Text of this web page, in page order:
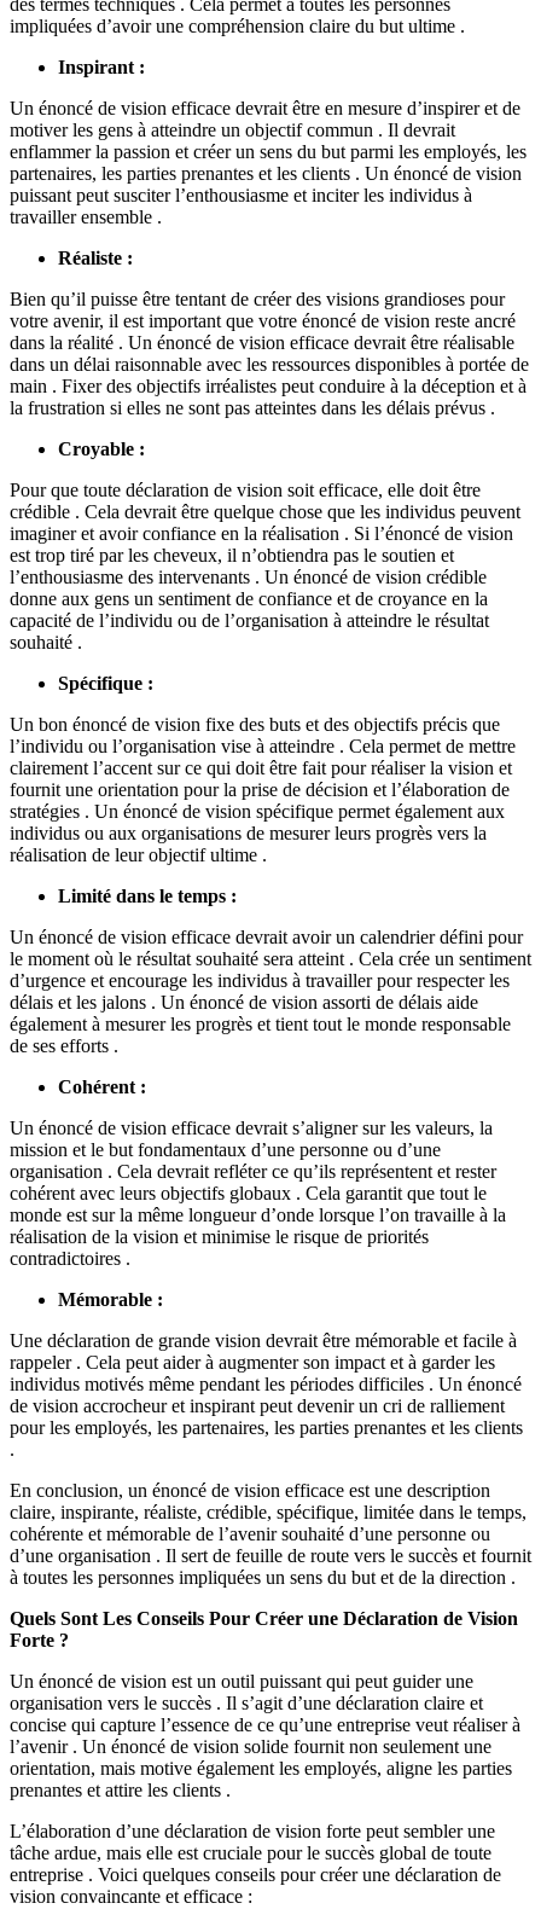
des termes techniques . Cela permet à toutes les personnes
impliquées d’avoir une compréhension claire du but ultime .
Inspirant :
Un énoncé de vision efficace devrait être en mesure d’inspirer et de
motiver les gens à atteindre un objectif commun . Il devrait
enflammer la passion et créer un sens du but parmi les employés, les
partenaires, les parties prenantes et les clients . Un énoncé de vision
puissant peut susciter l’enthousiasme et inciter les individus à
travailler ensemble .
Réaliste :
Bien qu’il puisse être tentant de créer des visions grandioses pour
votre avenir, il est important que votre énoncé de vision reste ancré
dans la réalité . Un énoncé de vision efficace devrait être réalisable
dans un délai raisonnable avec les ressources disponibles à portée de
main . Fixer des objectifs irréalistes peut conduire à la déception et à
la frustration si elles ne sont pas atteintes dans les délais prévus .
Croyable :
Pour que toute déclaration de vision soit efficace, elle doit être
crédible . Cela devrait être quelque chose que les individus peuvent
imaginer et avoir confiance en la réalisation . Si l’énoncé de vision
est trop tiré par les cheveux, il n’obtiendra pas le soutien et
l’enthousiasme des intervenants . Un énoncé de vision crédible
donne aux gens un sentiment de confiance et de croyance en la
capacité de l’individu ou de l’organisation à atteindre le résultat
souhaité .
Spécifique :
Un bon énoncé de vision fixe des buts et des objectifs précis que
l’individu ou l’organisation vise à atteindre . Cela permet de mettre
clairement l’accent sur ce qui doit être fait pour réaliser la vision et
fournit une orientation pour la prise de décision et l’élaboration de
stratégies . Un énoncé de vision spécifique permet également aux
individus ou aux organisations de mesurer leurs progrès vers la
réalisation de leur objectif ultime .
Limité dans le temps :
Un énoncé de vision efficace devrait avoir un calendrier défini pour
le moment où le résultat souhaité sera atteint . Cela crée un sentiment
d’urgence et encourage les individus à travailler pour respecter les
délais et les jalons . Un énoncé de vision assorti de délais aide
également à mesurer les progrès et tient tout le monde responsable
de ses efforts .
Cohérent :
Un énoncé de vision efficace devrait s’aligner sur les valeurs, la
mission et le but fondamentaux d’une personne ou d’une
organisation . Cela devrait refléter ce qu’ils représentent et rester
cohérent avec leurs objectifs globaux . Cela garantit que tout le
monde est sur la même longueur d’onde lorsque l’on travaille à la
réalisation de la vision et minimise le risque de priorités
contradictoires .
Mémorable :
Une déclaration de grande vision devrait être mémorable et facile à
rappeler . Cela peut aider à augmenter son impact et à garder les
individus motivés même pendant les périodes difficiles . Un énoncé
de vision accrocheur et inspirant peut devenir un cri de ralliement
pour les employés, les partenaires, les parties prenantes et les clients
.
En conclusion, un énoncé de vision efficace est une description
claire, inspirante, réaliste, crédible, spécifique, limitée dans le temps,
cohérente et mémorable de l’avenir souhaité d’une personne ou
d’une organisation . Il sert de feuille de route vers le succès et fournit
à toutes les personnes impliquées un sens du but et de la direction .
Quels Sont Les Conseils Pour Créer une Déclaration de Vision
Forte ?
Un énoncé de vision est un outil puissant qui peut guider une
organisation vers le succès . Il s’agit d’une déclaration claire et
concise qui capture l’essence de ce qu’une entreprise veut réaliser à
l’avenir . Un énoncé de vision solide fournit non seulement une
orientation, mais motive également les employés, aligne les parties
prenantes et attire les clients .
L’élaboration d’une déclaration de vision forte peut sembler une
tâche ardue, mais elle est cruciale pour le succès global de toute
entreprise . Voici quelques conseils pour créer une déclaration de
vision convaincante et efficace :